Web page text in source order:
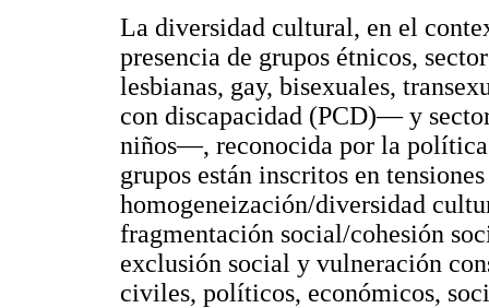
La diversidad cultural, en el
presencia de grupos étnicos,
lesbianas, gay, bisexuales,
con discapacidad (PCD)— y
niños—, reconocida por la
grupos están inscritos en
homogeneización/diversidad
fragmentación social/cohesión
exclusión social y vulneración
civiles, políticos, económicos,